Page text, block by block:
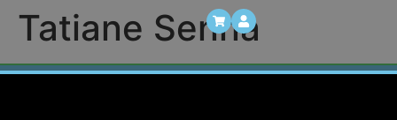
Tatiane Senna